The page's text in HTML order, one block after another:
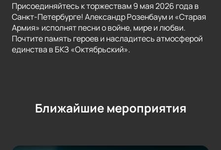
Присоединяйтесь к торжествам 9 мая 2026 года в
Санкт-Петербурге! Александр Розенбаум и «Старая
Армия» исполнят песни о войне, мире и любви.
Почтите память героев и насладитесь атмосферой
единства в БКЗ «Октябрьский».
Ближайшие мероприятия